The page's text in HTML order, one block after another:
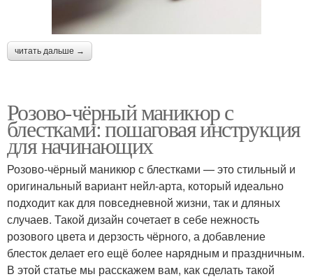
читать дальше →
Розово-чёрный маникюр с
блестками: пошаговая инструкция
для начинающих
Розово-чёрный маникюр с блестками — это стильный и
оригинальный вариант нейл-арта, который идеально
подходит как для повседневной жизни, так и дляных
случаев. Такой дизайн сочетает в себе нежность
розового цвета и дерзость чёрного, а добавление
блесток делает его ещё более нарядным и праздничным.
В этой статье мы расскажем вам, как сделать такой